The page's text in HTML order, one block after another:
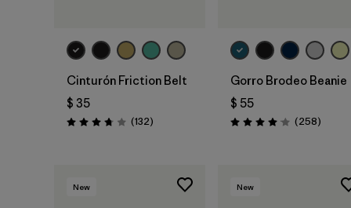
Cinturón Friction Belt
$ 35
Valoración: 3.7 / 5
(132Comentarios
)
Gorro Brodeo Beanie
$ 55
Valoración: 4.1 / 5
(258)
New New